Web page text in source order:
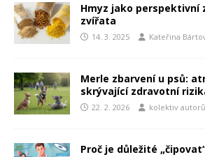
Hmyz jako perspektivní
zvířata
14. 3. 2025 Kateřina
Merle zbarvení u psů:
skrývající zdravotní
22. 2. 2026 kolektiv autorů
Proč je důležité